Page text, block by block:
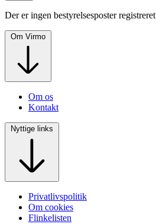
Der er ingen bestyrelsesposter registreret
Om Virmo
Om os
Kontakt
Nyttige links
Privatlivspolitik
Om cookies
Flinkelisten